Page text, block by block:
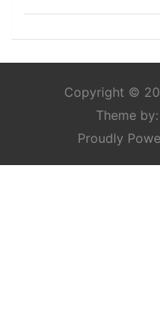
Copyright ©
Theme by:
Proudly